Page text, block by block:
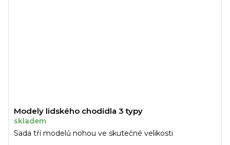
Modely lidského chodidla 3 typy
skladem
Sada tří modelů nohou ve skutečné velikosti